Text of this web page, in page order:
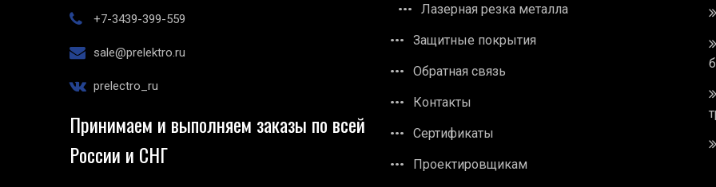
+7-3439-399-559
sale@prelektro.ru
prelectro_ru
Принимаем и выполняем заказы по всей
России и СНГ
Лазерная резка металла
Защитные покрытия
Обратная связь
Контакты
Сертификаты
Проектировщикам